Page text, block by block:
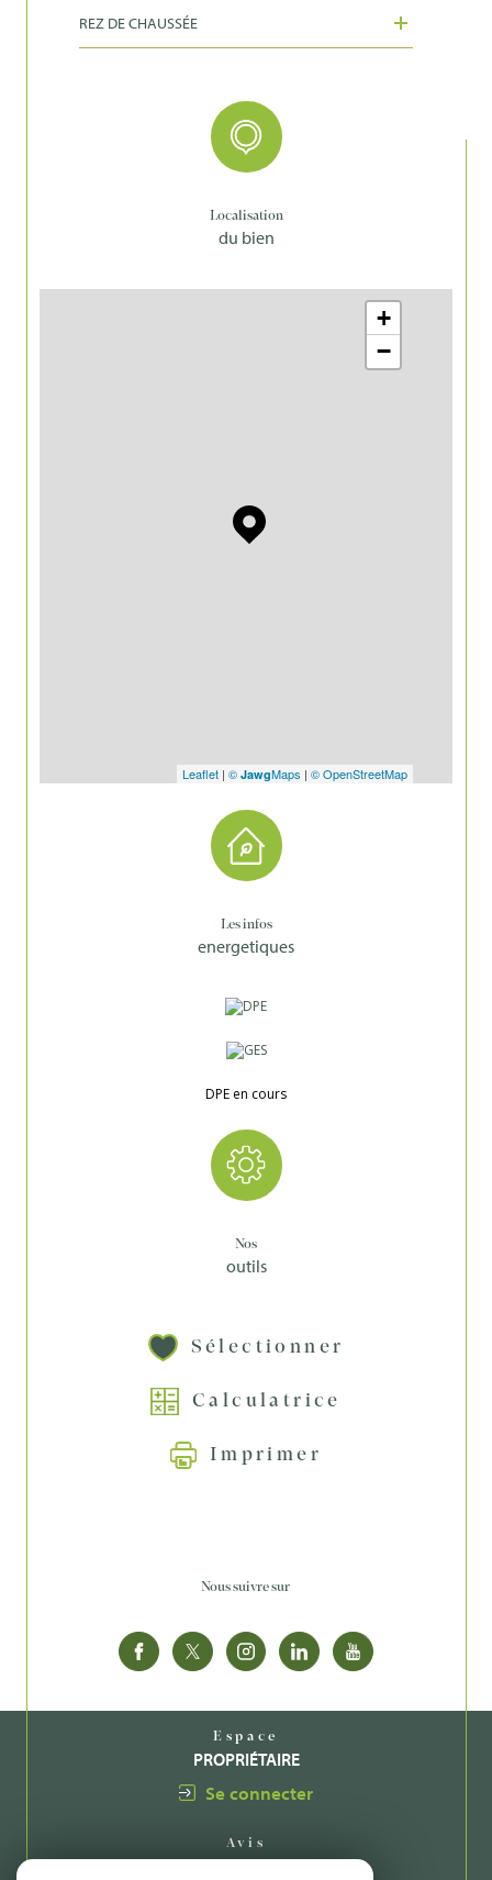
REZ DE CHAUSSÉE
Les infos
energetiques
DPE en cours
Nos
outils
Sélectionner
Calculatrice
Imprimer
Localisation
du bien
+
−
Leaflet | © JawgMaps | © OpenStreetMap
Nous suivre sur
Espace
PROPRIÉTAIRE
Se connecter
Avis
CLIENTS